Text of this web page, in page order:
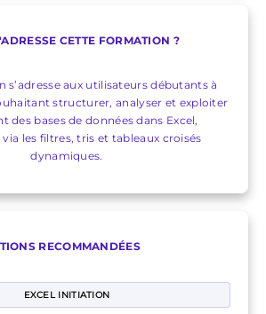
CETTE FORMATION ?
s’adresse aux utilisateurs débutants à
structurer, analyser et exploiter
des bases de données dans Excel,
les filtres, tris et tableaux croisés
dynamiques.
RECOMMANDÉES
EXCEL INITIATION